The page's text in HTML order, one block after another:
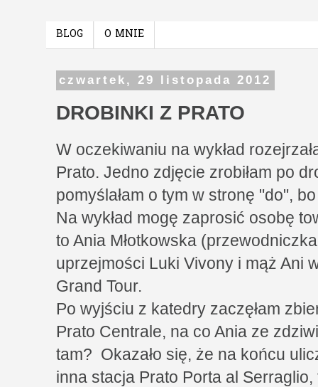
BLOG O MNIE
czwartek, 29 listopada 2012
DROBINKI Z PRATO
W oczekiwaniu na wykład
Prato. Jedno zdjęcie zrobiłam po
pomyślałam o tym w stronę "do",
Na wykład mogę zaprosić osobę
to Ania Młotkowska
uprzejmości Luki Vivony i mąż Ani
Grand Tour.
Po wyjściu z katedry zaczęłam
Prato Centrale, na co Ania ze
tam? Okazało się, że na końcu
inna stacja Prato Porta al